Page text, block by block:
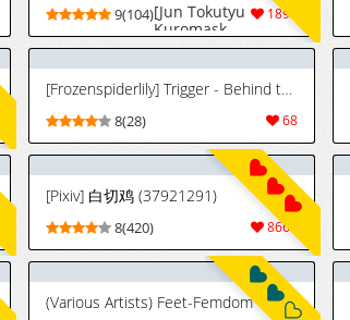
1895
9(104)[Jun Tokutyu
Kuromask
(Hetaren)]
Omoi to
Afurete
Kuruizaku |
+附赠页
Zone Zero)
[Chinese] [欶
[Frozenspiderlily] Trigger - Behind the Canvas [Korean]
68
8(28)
[Pixiv] 白切鸡 (37921291)
8666
8(420)
(Various Artists) Feet-Femdom Translation Collection 3